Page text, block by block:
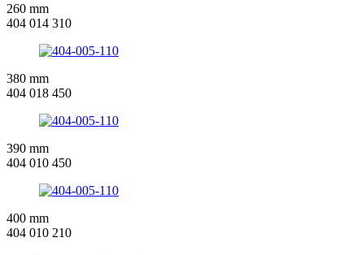
260 mm
404 014 310
380 mm
404 018 450
390 mm
404 010 450
400 mm
404 010 210